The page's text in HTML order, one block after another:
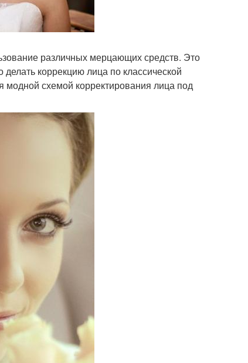
различных мерцающих средств. Это
коррекцию лица по классической
модной схемой корректирования лица под